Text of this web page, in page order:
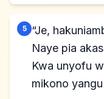
5
“Je,
Naye pia
Kwa unyofu
mikono